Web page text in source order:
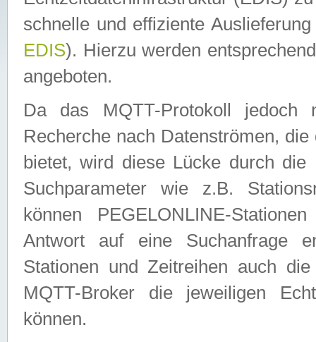
schnelle und effiziente
EDIS). Hierzu werden
angeboten.
Da das MQTT-Protokoll jedoch
Recherche nach Datenströmen,
bietet, wird diese Lücke durch die
Suchparameter wie z.B.
können PEGELONLINE-
Antwort auf eine Suchanfrage
Stationen und Zeitreihen auch
MQTT-Broker die jeweiligen
können.